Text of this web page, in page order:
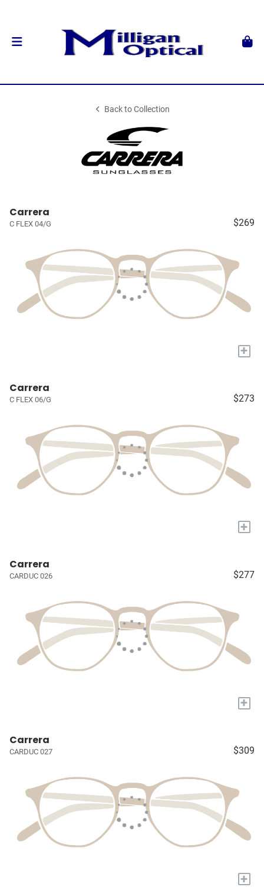
Back to Collection
Carrera
C FLEX 04/G $269
+
Carrera
C FLEX 06/G $273
+
Carrera
CARDUC 026 $277
+
Carrera
CARDUC 027 $309
+